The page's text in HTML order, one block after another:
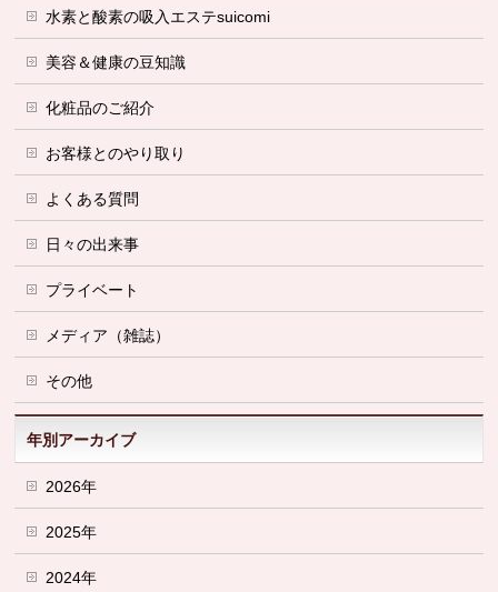
水素と酸素の吸入エステsuicomi
美容＆健康の豆知識
化粧品のご紹介
お客様とのやり取り
よくある質問
日々の出来事
プライベート
メディア（雑誌）
その他
年別アーカイブ
2026年
2025年
2024年